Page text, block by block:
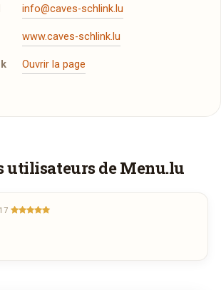
info@caves-schlink.lu
www.caves-schlink.lu
Ouvrir la page
aimeriez être livré ?
Wäistuff Deisermillenet vous
ses plats à la maison ? Ce
propose pas encore la livraison
Demandez-lui de rejoindre
utilisateurs de Menu.lu